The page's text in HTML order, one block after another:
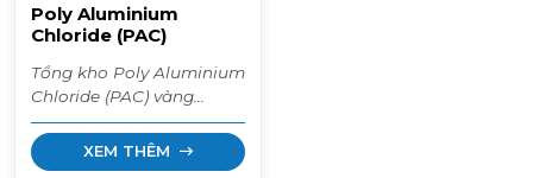
Poly Aluminium
Chloride (PAC)
Tổng kho Poly Aluminium
Chloride (PAC) vàng
nghệ/trắng. Hóa chất keo
tụ, trợ lắng xử lý nước
cấp, nước thải và làm
XEM THÊM